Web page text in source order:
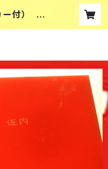
カー付）